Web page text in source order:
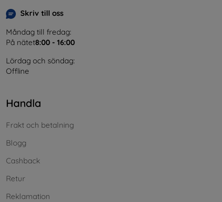
Skriv till oss
Måndag till fredag:
På nätet8:00 - 16:00
Lördag och söndag:
Offline
Handla
Frakt och betalning
Blogg
Cashback
Retur
Reklamation